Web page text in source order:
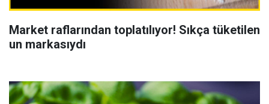
Market raflarından toplatılıyor! Sıkça tüketilen
un markasıydı